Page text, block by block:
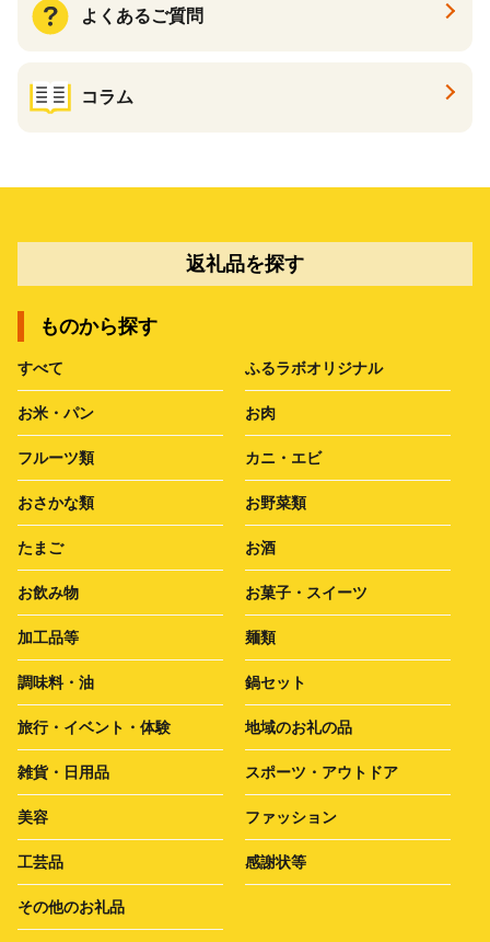
よくあるご質問
コラム
返礼品を探す
ものから探す
すべて ふるラボオリジナル
お米・パン お肉
フルーツ類 カニ・エビ
おさかな類 お野菜類
たまご お酒
お飲み物 お菓子・スイーツ
加工品等 麺類
調味料・油 鍋セット
旅行・イベント・体験 地域のお礼の品
雑貨・日用品 スポーツ・アウトドア
美容 ファッション
工芸品 感謝状等
その他のお礼品